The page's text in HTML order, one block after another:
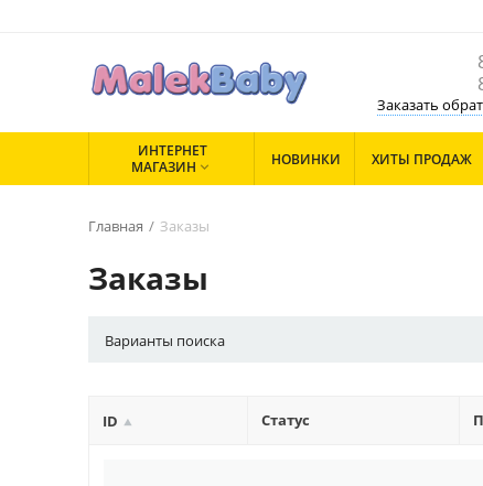
Заказать
ИНТЕРНЕТ
МАГАЗИН  НОВИНКИ ХИТЫ ПРОДАЖ
Главная / Заказы
Заказы
Варианты поиска
ID Статус